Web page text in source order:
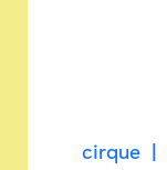
cirque